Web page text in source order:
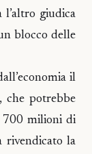
l’altro giudica
blocco delle
il
che potrebbe
700 milioni di
rivendicato la